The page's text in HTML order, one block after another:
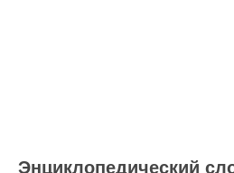
Энциклопедический